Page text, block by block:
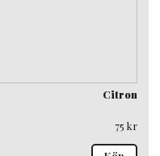
Citron
75 kr